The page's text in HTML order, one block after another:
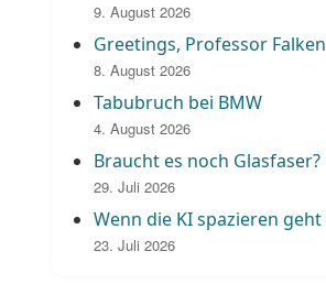
9. August 2026
Greetings, Professor Falken
8. August 2026
Tabubruch bei BMW
4. August 2026
Braucht es noch Glasfaser?
29. Juli 2026
Wenn die KI spazieren geht
23. Juli 2026